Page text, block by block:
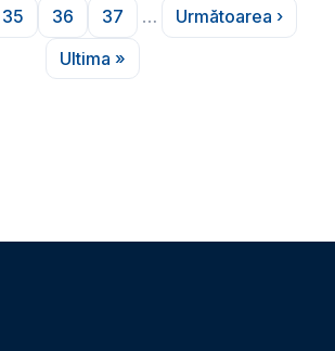
Pagina
35
Pagina
36
Pagina
37 …
Pagina
Următoarea ›
Ultima pagină
Ultima »